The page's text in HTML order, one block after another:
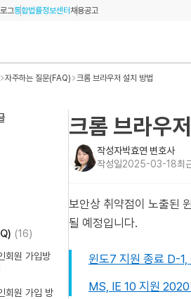
그통합법률정보센터 채용공고
자주하는 질문(FAQ) 크롬 브라우저 설치 방법
(16)
회원 가입방
회원 가입 방
크롬 브라우
작성자박효연 변호사
작성일2025-03-18최
보안상 취약점이 노출된
될 예정입니다.
윈도7 지원 종료 D-1,
MS, IE 10 지원